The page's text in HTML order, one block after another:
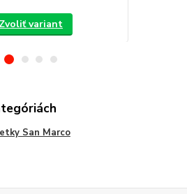
Zvoliť variant
San Marco